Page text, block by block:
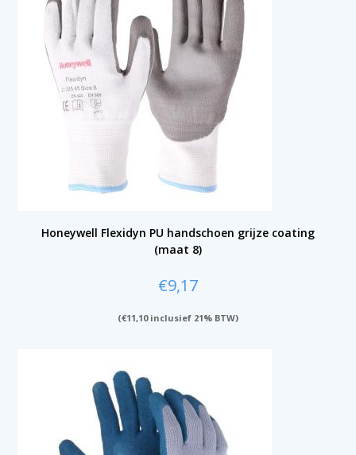
Honeywell Flexidyn PU handschoen grijze coating
(maat 8)
€9,17
(€11,10inclusief 21% BTW)